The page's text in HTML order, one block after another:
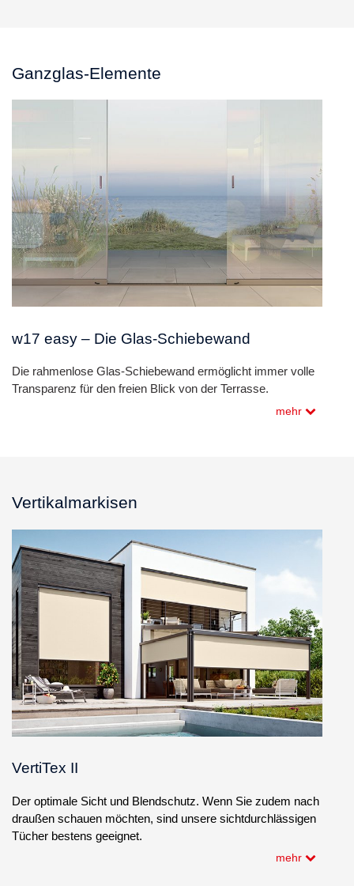
Ganzglas-Elemente
w17 easy – Die Glas-Schiebewand
Die rahmenlose Glas-Schiebewand ermöglicht immer volle
Transparenz für den freien Blick von der Terrasse.
mehr
Vertikalmarkisen
VertiTex II
Der optimale Sicht und Blendschutz. Wenn Sie zudem nach
draußen schauen möchten, sind unsere sichtdurchlässigen
Tücher bestens geeignet.
mehr